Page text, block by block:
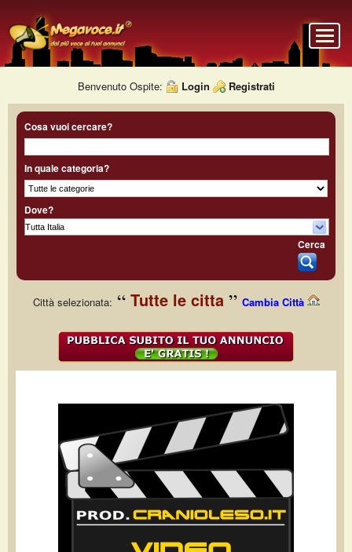
Benvenuto Ospite: Login Registrati
Cosa vuoi cercare?
In quale categoria?
Dove?
Cerca
Città selezionata: Tutte le citta Cambia Città